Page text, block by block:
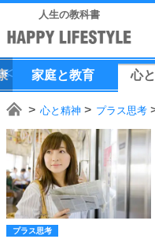
人生の教科書
家庭と教育 心と
心と精神 プラス思考
プラス思考